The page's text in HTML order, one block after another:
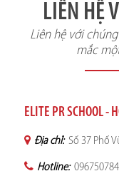
LIÊN HỆ
Liên hệ với
mắc
ELITE PR SCHOOL -
Địa chỉ: Số 37 Phố
Hotline: